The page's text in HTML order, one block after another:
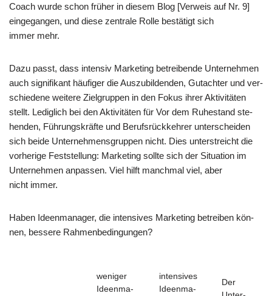
Coach wur­de schon frü­her in die­sem Blog [Ver­weis auf Nr. 9]
ein­ge­gan­gen, und die­se zen­tra­le Rol­le bestä­tigt sich
immer mehr.
Dazu passt, dass inten­siv Mar­ke­ting betrei­ben­de Unter­neh­men
auch signi­fi­kant häu­fi­ger die Aus­zu­bil­den­den, Gut­ach­ter und ver­
schie­de­ne wei­te­re Ziel­grup­pen in den Fokus ihrer Akti­vi­tä­ten
stellt. Ledig­lich bei den Akti­vi­tä­ten für Vor dem Ruhe­stand ste­
hen­den, Füh­rungs­kräf­te und Berufs­rück­keh­rer unter­schei­den
sich bei­de Unter­neh­mens­grup­pen nicht. Dies unter­streicht die
vor­he­ri­ge Fest­stel­lung: Mar­ke­ting soll­te sich der Situa­ti­on im
Unter­neh­men anpas­sen. Viel hilft manch­mal viel, aber
nicht immer.
Haben Ideen­ma­na­ger, die inten­si­ves Mar­ke­ting betrei­ben kön­
nen, bes­se­re Rahmenbedingungen?
weni­ger
Ideen­ma­
inten­si­ves
Ideen­ma­
Der